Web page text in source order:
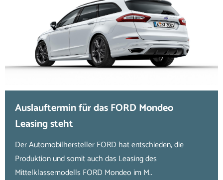
Auslauftermin für das FORD Mondeo
Leasing steht
Der Automobilhersteller FORD hat entschieden, die
Produktion und somit auch das Leasing des
Mittelklassemodells FORD Mondeo im M..